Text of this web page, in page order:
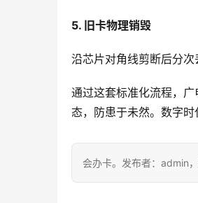
5. 旧卡物理销毁
沿芯片对角线剪断后分次
通过这套标准化流程，
态，防患于未然。数字时
会办卡。发布者：admin